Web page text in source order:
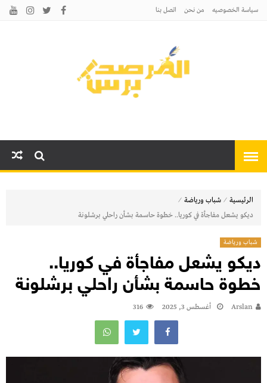
سياسة الخصوصيه من نحن اتصل بنا
الرئيسية ⁄ شباب ورياضة ⁄
ديكو يشعل مفاجأة في كوريا.. خطوة حاسمة بشأن راحلي برشلونة
شباب ورياضة
ديكو يشعل مفاجأة في كوريا..
خطوة حاسمة بشأن راحلي برشلونة
Arslan أغسطس 3, 2025 316